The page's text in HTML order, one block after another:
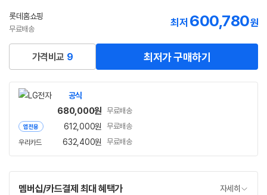
롯데홈쇼핑
무료배송
최저 600,780원
가격비교 9 최저가 구매하기
공식
680,000원 무료배송
앱전용 612,000원 무료배송
우리카드 632,400원 무료배송
멤버십/카드결제 최대 혜택가 자세히